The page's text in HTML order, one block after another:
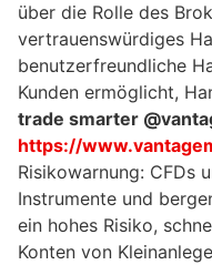
über die Rolle des
vertrauenswürdiges
benutzerfreundliche
Kunden ermöglicht,
trade smarter
https://
Risikowarnung: CFDs
Instrumente und
ein hohes Risiko,
Konten von